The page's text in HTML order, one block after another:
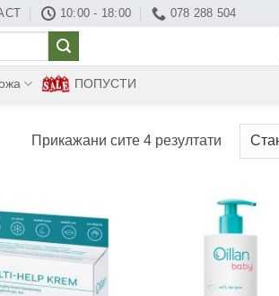
10:00 - 18:00 078 288 504
ПОПУСТИ
Прикажани сите 4 резултати